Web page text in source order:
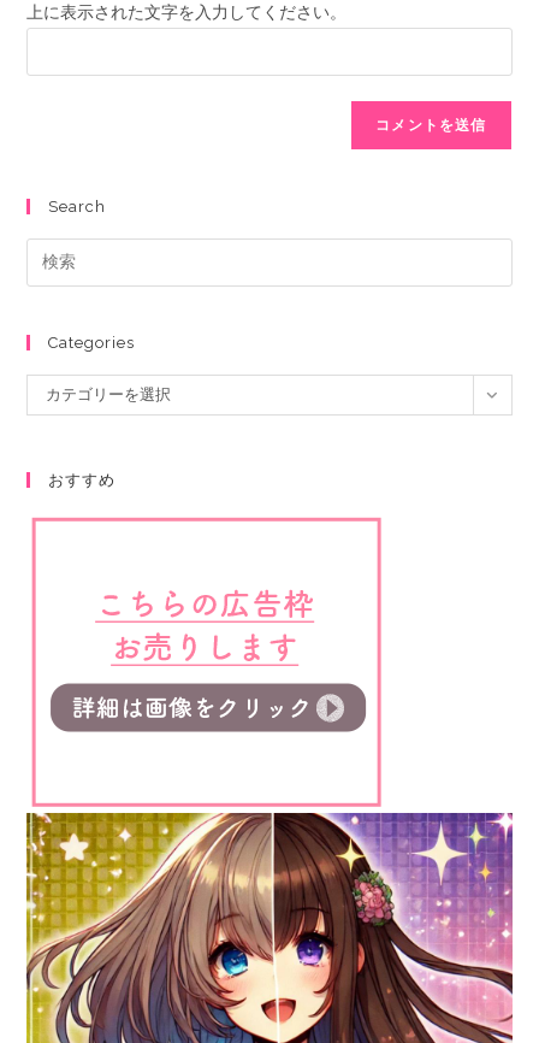
上に表示された文字を入力してください。
Search
Categories
カテゴリーを選択
おすすめ